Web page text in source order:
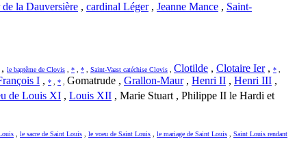
la Dauversière , cardinal Léger, Jeanne Mance , Saint-
, le baptême de Clovis * * Saint-Vaast catéchise Clovis Clotilde , Clotaire Ier, *
I , * * Gomatrude , Grallon-Maur, Henri II , Henri III ,
de Louis XI , Louis XII , Marie Stuart , Philippe II le Hardi et
, le sacre de Saint Louis , le voeu de Saint Louis , le mariage de Saint Louis , Saint Louis rendant